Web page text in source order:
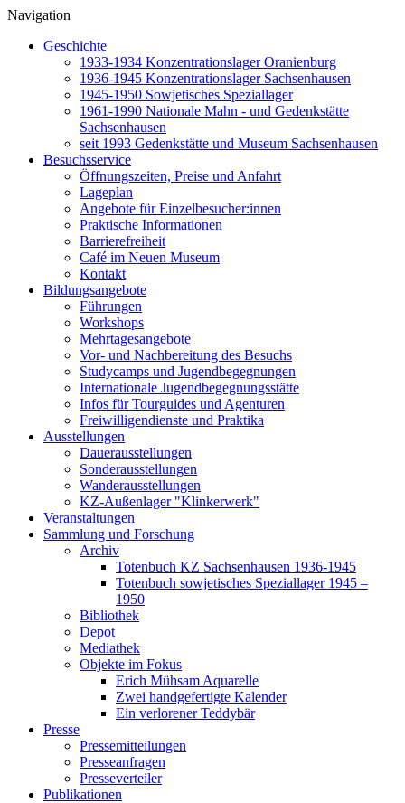
Navigation
Geschichte
1933-1934 Konzentrationslager Oranienburg
1936-1945 Konzentrationslager Sachsenhausen
1945-1950 Sowjetisches Speziallager
1961-1990 Nationale Mahn - und Gedenkstätte
Sachsenhausen
seit 1993 Gedenkstätte und Museum Sachsenhausen
Besuchsservice
Öffnungszeiten, Preise und Anfahrt
Lageplan
Angebote für Einzelbesucher:innen
Praktische Informationen
Barrierefreiheit
Café im Neuen Museum
Kontakt
Bildungsangebote
Führungen
Workshops
Mehrtagesangebote
Vor- und Nachbereitung des Besuchs
Studycamps und Jugendbegegnungen
Internationale Jugendbegegnungsstätte
Infos für Tourguides und Agenturen
Freiwilligendienste und Praktika
Ausstellungen
Dauerausstellungen
Sonderausstellungen
Wanderausstellungen
KZ-Außenlager "Klinkerwerk"
Veranstaltungen
Sammlung und Forschung
Archiv
Totenbuch KZ Sachsenhausen 1936-1945
Totenbuch sowjetisches Speziallager 1945 –
1950
Bibliothek
Depot
Mediathek
Objekte im Fokus
Erich Mühsam Aquarelle
Zwei handgefertigte Kalender
Ein verlorener Teddybär
Presse
Pressemitteilungen
Presseanfragen
Presseverteiler
Publikationen